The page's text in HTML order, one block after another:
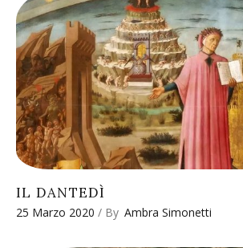
IL DANTEDÌ
25 Marzo 2020 By Ambra Simonetti